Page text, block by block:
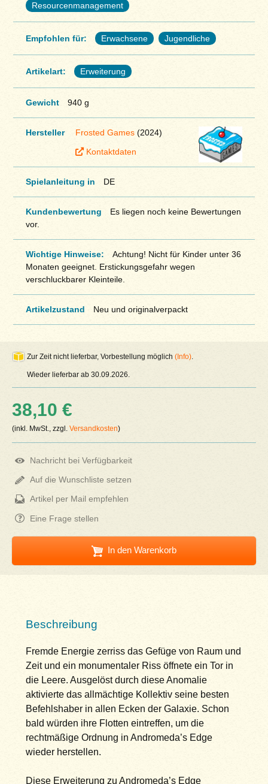
Resourcenmanagement
Empfohlen für: Erwachsene Jugendliche
Artikelart: Erweiterung
Gewicht 940 g
Hersteller Frosted Games(2024)
Kontaktdaten
Spielanleitung in DE
Kundenbewertung
Es liegen noch keine Bewertungen
vor.
Wichtige Hinweise:
Achtung! Nicht für Kinder unter 36
Monaten geeignet. Erstickungsgefahr wegen
verschluckbarer Kleinteile.
Artikelzustand Neu und originalverpackt
Zur Zeit nicht lieferbar, Vorbestellung möglich(Info)
Wieder lieferbar ab 30.09.2026.
38,10 €
(inkl. MwSt., zzgl.Versandkosten)
Nachricht bei Verfügbarkeit
Auf die Wunschliste setzen
Artikel per Mail empfehlen
Eine Frage stellen
In den Warenkorb
Beschreibung
Fremde Energie zerriss das Gefüge von Raum und
Zeit und ein monumentaler Riss öffnete ein Tor in
die Leere. Ausgelöst durch diese Anomalie
aktivierte das allmächtige Kollektiv seine besten
Befehlshaber in allen Ecken der Galaxie. Schon
bald würden ihre Flotten eintreffen, um die
rechtmäßige Ordnung in Andromeda’s Edge
wieder herstellen.
Diese Erweiterung zu Andromeda’s Edge